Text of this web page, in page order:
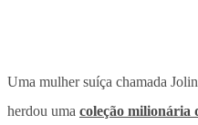
Uma mulher suíça chamada
herdou uma coleção milionária